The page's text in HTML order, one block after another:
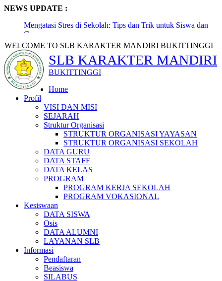
NEWS UPDATE :
Mengatasi Stres di Sekolah: Tips dan Trik untuk Siswa dan
Gu...
Motivasi Pagi: Langkah Kecil Menuju Masa Depan Besar...
Mengatasi Rasa Takut Gagal: Pelajaran dari Para Pemimpin...
Kiat Sukses dalam Belajar: Dari Pakar hingga Praktisi...
Tips Manajemen Waktu untuk Siswa Aktif...
Guru Masa Depan: Menghadapi Tantangan Globalisasi
Pendidikan...
Kiat Sukses Ujian: Tips dari Guru-Guru Terbaik...
Sehat dan Berprestasi: Tips Menjaga Keseimbangan Belajar
dan...
Meningkatkan Kepercayaan Diri: Kunci Sukses Siswa dalam
Mempersiapkan Masa Depan: Program Bimbingan Karir di
Sekolah...
WELCOME TO SLB KARAKTER MANDIRI BUKITTINGGI
SLB KARAKTER MANDIRI
BUKITTINGGI
Home
Profil
VISI DAN MISI
SEJARAH
Struktur Organisasi
STRUKTUR ORGANISASI YAYASAN
STRUKTUR ORGANISASI SEKOLAH
DATA GURU
DATA STAFF
DATA KELAS
PROGRAM
PROGRAM KERJA SEKOLAH
PROGRAM VOKASIONAL
Kesiswaan
DATA SISWA
Osis
DATA ALUMNI
LAYANAN SLB
Informasi
Pendaftaran
Beasiswa
SILABUS